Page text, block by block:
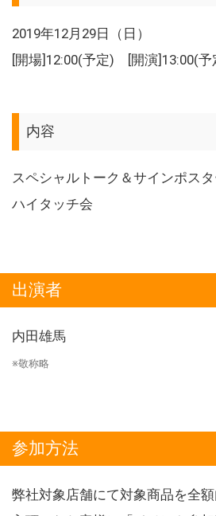
2019年12月29日（日）
[開場]12:00(予定) [開演]13:00(予
内容
スペシャルトーク＆サインポス
ハイタッチ会
出演者
内田雄馬
※敬称略
参加方法
弊社対象店舗にて対象商品を全